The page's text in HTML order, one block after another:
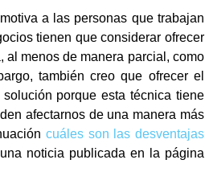
a las personas que trabajan
tienen que considerar ofrecer
al menos de manera parcial, como
también creo que ofrecer el
porque esta técnica tiene
afectarnos de una manera más
cuáles son las desventajas
noticia publicada en la página